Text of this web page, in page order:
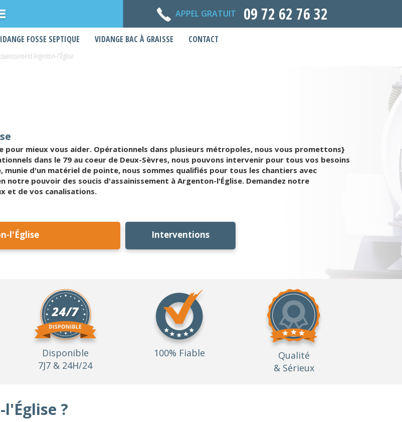
APPEL GRATUIT 09 72 62 76 32
FOSSE SEPTIQUE VIDANGE BAC À GRAISSE CONTACT
Argenton-l'Église
mieux vous aider. Opérationnels dans plusieurs métropoles, nous vous promettons}
dans le 79 au coeur de Deux-Sèvres, nous pouvons intervenir pour tous vos besoins
d'un matériel de pointe, nous sommes qualifiés pour tous les chantiers avec
notre pouvoir des soucis d'assainissement à Argenton-l'Église. Demandez notre
et de vos canalisations.
l'Église Interventions
Disponible
7J7 & 24H/24
100% Fiable
Qualité
& Sérieux
?